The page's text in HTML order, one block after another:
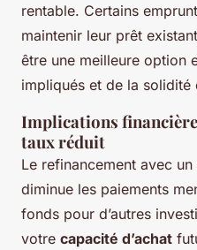
rentable. Certains
maintenir leur prêt
être une meilleure option
impliqués et de la solidité
Implications
taux réduit
Le refinancement avec un
diminue les paiements
fonds pour d’autres
votre capacité d’achat